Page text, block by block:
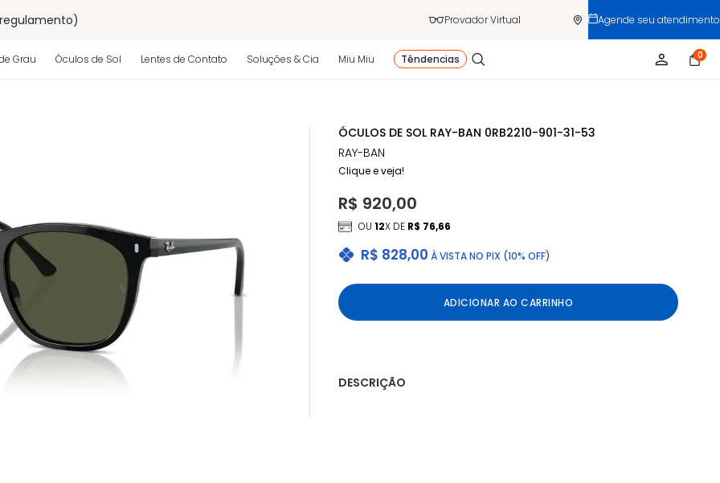
Provador Virtual Agende seu atendimento
Grau Óculos de Sol Lentes de Contato Soluções & Cia Miu Miu Têndencias 0
ÓCULOS DE SOL RAY-BAN 0RB2210-901-31-53
RAY-BAN
Clique e veja!
R$ 828,00 À VISTA NO PIX (10% OFF)
R$ 920,00
OU12X DE R$ 76,66
ADICIONAR AO CARRINHO
DESCRIÇÃO